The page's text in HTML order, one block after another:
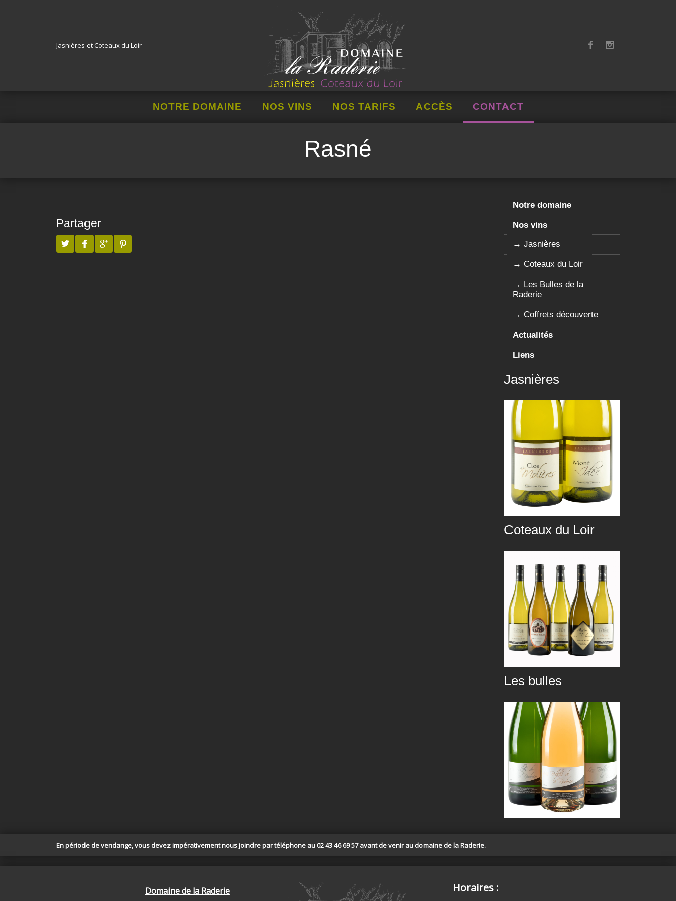
Jasnières et Coteaux du Loir
NOTRE DOMAINE NOS VINS NOS TARIFS ACCÈS CONTACT
Rasné
Partager
Notre domaine
Nos vins
Jasnières
Coteaux du Loir
Les Bulles de la
Raderie
Coffrets découverte
Actualités
Liens
Jasnières
Coteaux du Loir
Les bulles
En période de vendange, vous devez impérativement nous joindre par téléphone au 02 43 46 69 57 avant de venir au domaine de la Raderie.
Domaine de la Raderie Horaires :